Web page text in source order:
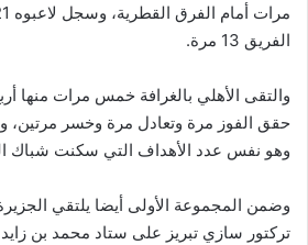
الفريق 13 مرة.
والتقى الأهلي بالغرافة خمس مرات منها
وهو نفس عدد الأهداف التي سكنت شباك
وضمن المجموعة الأولى أيضا يلتقي
تركتور سازي تبريز على ستاد محمد بن